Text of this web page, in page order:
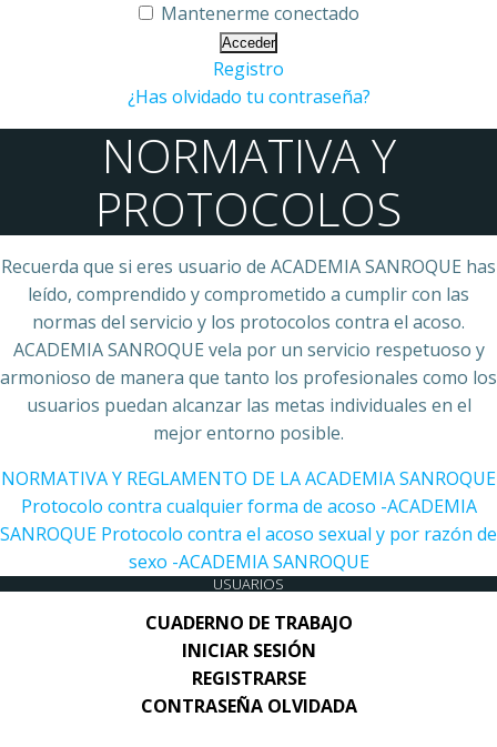
Mantenerme conectado
Registro
¿Has olvidado tu contraseña?
NORMATIVA Y
PROTOCOLOS
Recuerda que si eres usuario de ACADEMIA SANROQUE has
leído, comprendido y comprometido a cumplir con las
normas del servicio y los protocolos contra el acoso.
ACADEMIA SANROQUE vela por un servicio respetuoso y
armonioso de manera que tanto los profesionales como los
usuarios puedan alcanzar las metas individuales en el
mejor entorno posible.
NORMATIVA Y REGLAMENTO DE LA ACADEMIA SANROQUE
Protocolo contra cualquier forma de acoso -ACADEMIA
SANROQUE Protocolo contra el acoso sexual y por razón de
sexo -ACADEMIA SANROQUE
USUARIOS
CUADERNO DE TRABAJO
INICIAR SESIÓN
REGISTRARSE
CONTRASEÑA OLVIDADA